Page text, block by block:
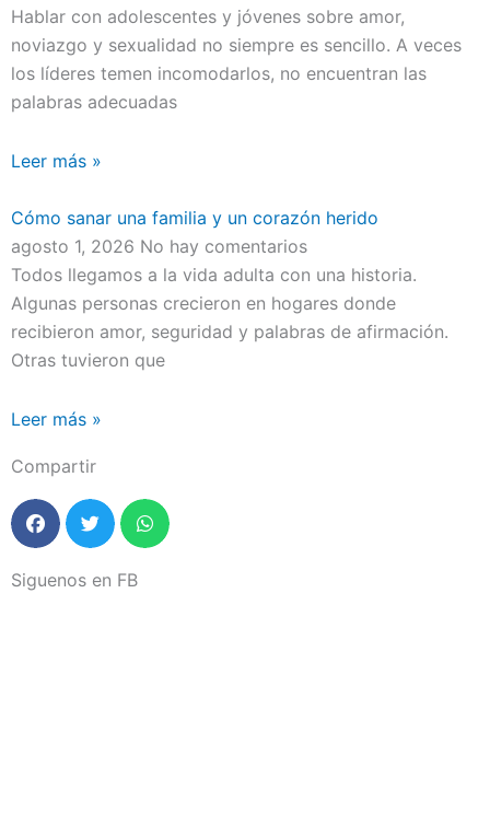
Hablar con adolescentes y jóvenes sobre amor,
noviazgo y sexualidad no siempre es sencillo. A veces
los líderes temen incomodarlos, no encuentran las
palabras adecuadas
Leer más »
Cómo sanar una familia y un corazón herido
agosto 1, 2026 No hay comentarios
Todos llegamos a la vida adulta con una historia.
Algunas personas crecieron en hogares donde
recibieron amor, seguridad y palabras de afirmación.
Otras tuvieron que
Leer más »
Compartir
Siguenos en FB